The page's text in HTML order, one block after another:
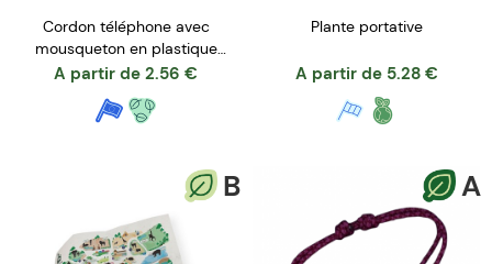
Cordon téléphone avec
mousqueton en plastique
recyclé
A partir de 2.56 €
Plante portative
A partir de 5.28 €
B A